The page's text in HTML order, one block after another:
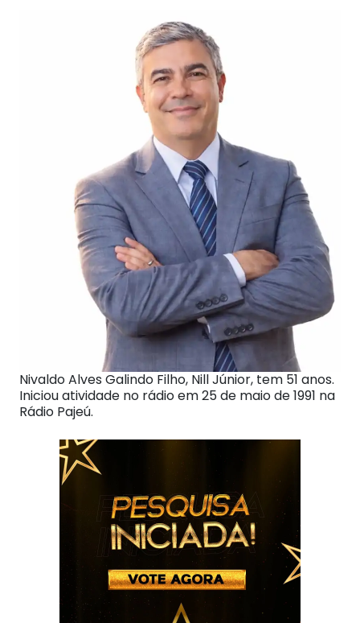
Nivaldo Alves Galindo Filho, Nill Júnior, tem 51 anos.
Iniciou atividade no rádio em 25 de maio de 1991 na
Rádio Pajeú.